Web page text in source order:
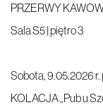
PRZERWY
Sala S5 | piętro 3
Sobota, 9.05.2026
KOLACJA „Pub u